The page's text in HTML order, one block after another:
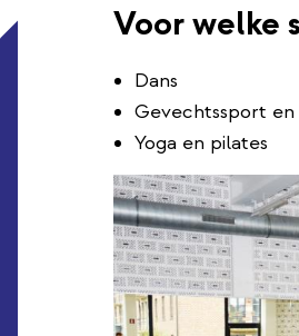
Voor welke
Dans
Gevechtssport
Yoga en pilates